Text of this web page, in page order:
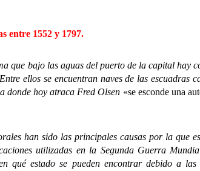
entre 1552 y 1797.
que bajo las aguas del puerto de la capital hay
ellos se encuentran naves de las
donde hoy atraca Fred Olsen «se esconde una
han sido las principales causas por la que
utilizadas en la Segunda Guerra
qué estado se pueden encontrar debido a